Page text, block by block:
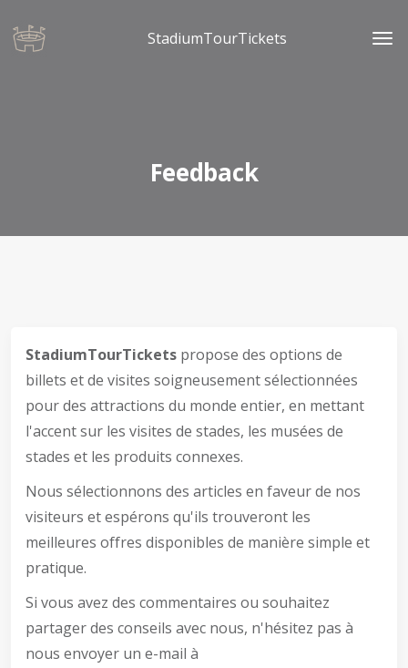
StadiumTourTickets
Feedback
StadiumTourTickets propose des options de
billets et de visites soigneusement sélectionnées
pour des attractions du monde entier, en mettant
l'accent sur les visites de stades, les musées de
stades et les produits connexes.
Nous sélectionnons des articles en faveur de nos
visiteurs et espérons qu'ils trouveront les
meilleures offres disponibles de manière simple et
pratique.
Si vous avez des commentaires ou souhaitez
partager des conseils avec nous, n'hésitez pas à
nous envoyer un e-mail à